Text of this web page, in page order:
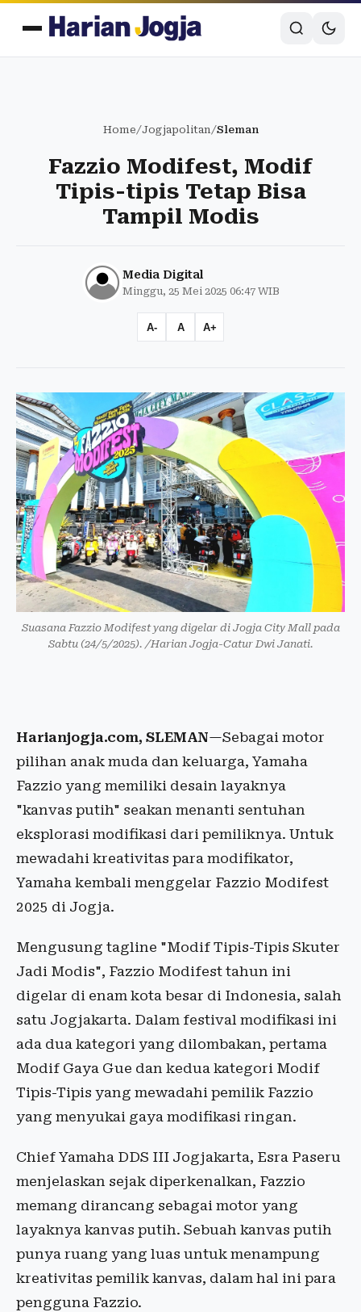
Home/Jogjapolitan/Sleman
Fazzio Modifest, Modif
Tipis-tipis Tetap Bisa
Tampil Modis
Media Digital
Minggu, 25 Mei 2025 06:47 WIB
A- A A+
Suasana Fazzio Modifest yang digelar di Jogja City Mall pada
Sabtu (24/5/2025). /Harian Jogja-Catur Dwi Janati.
Harianjogja.com, SLEMAN—Sebagai motor
pilihan anak muda dan keluarga, Yamaha
Fazzio yang memiliki desain layaknya
"kanvas putih" seakan menanti sentuhan
eksplorasi modifikasi dari pemiliknya. Untuk
mewadahi kreativitas para modifikator,
Yamaha kembali menggelar Fazzio Modifest
2025 di Jogja.
Mengusung tagline "Modif Tipis-Tipis Skuter
Jadi Modis", Fazzio Modifest tahun ini
digelar di enam kota besar di Indonesia, salah
satu Jogjakarta. Dalam festival modifikasi ini
ada dua kategori yang dilombakan, pertama
Modif Gaya Gue dan kedua kategori Modif
Tipis-Tipis yang mewadahi pemilik Fazzio
yang menyukai gaya modifikasi ringan.
Chief Yamaha DDS III Jogjakarta, Esra Paseru
menjelaskan sejak diperkenalkan, Fazzio
memang dirancang sebagai motor yang
layaknya kanvas putih. Sebuah kanvas putih
punya ruang yang luas untuk menampung
kreativitas pemilik kanvas, dalam hal ini para
pengguna Fazzio.